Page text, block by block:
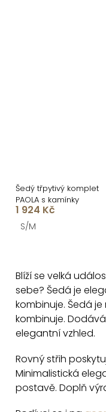
Šedý třpytivý komplet
PAOLA s kamínky
1 924 Kč
S/M
Blíží se velká
sebe? Šedá je
kombinuje. Šedá
kombinuje.
elegantní vzhled.
Rovný střih
Minimalistická
postavě. Doplň